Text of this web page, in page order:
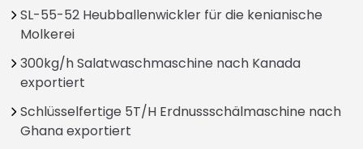
SL-55-52 Heubballenwickler für die kenianische
Molkerei
300kg/h Salatwaschmaschine nach Kanada
exportiert
Schlüsselfertige 5T/H Erdnussschälmaschine nach
Ghana exportiert